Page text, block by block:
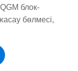
блок-
бөлмесі,